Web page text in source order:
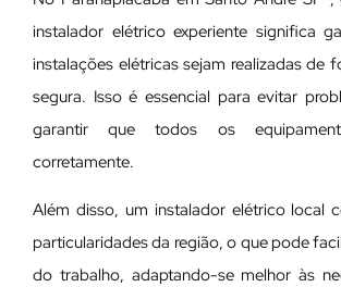
instalador elétrico experiente significa
instalações elétricas sejam realizadas de
segura. Isso é essencial para evitar
garantir que todos os
corretamente.
Além disso, um instalador elétrico local
particularidades da região, o que pode
do trabalho, adaptando-se melhor às